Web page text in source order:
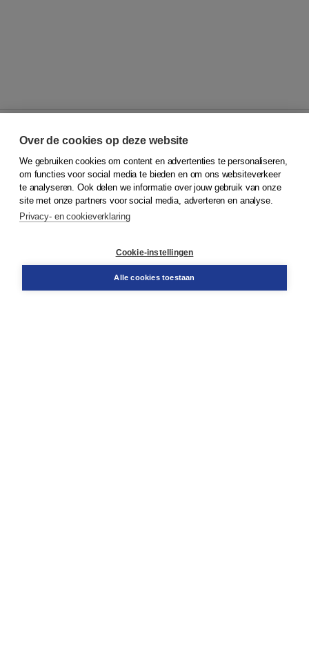
© 2026Koninklijke Boom uitgevers
Klantenservice
Service & informatie
Contact
Over de cookies op deze website
We gebruiken cookies om content en advertenties te personaliseren,
om functies voor social media te bieden en om ons websiteverkeer
te analyseren. Ook delen we informatie over jouw gebruik van onze
site met onze partners voor social media, adverteren en analyse.
Privacy- en cookieverklaring
Cookie-instellingen
Alle cookies toestaan